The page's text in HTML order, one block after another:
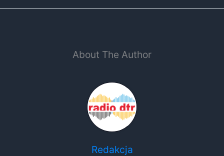
About The Author
Redakcja